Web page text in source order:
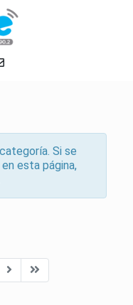
Si se
esta página,